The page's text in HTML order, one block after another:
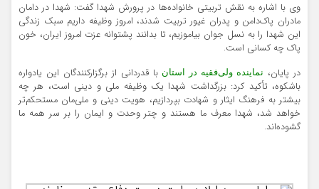
وی با اشاره به نقش تربیتی خانواده‌ها در پرورش شهدا گفت: شهدا در دامان
مادران پاک‌دامن و پدران غیور تربیت شدند، امروز وظیفه داریم سبک زندگی
این شهدا را به نسل جوان بیاموزیم، تا بدانند پشتوانه عزت امروز ایران، خون
پاک چه کسانی است.
در پایان، نماینده ولی‌فقیه در استان با قدردانی از برگزارکنندگان این یادواره
باشکوه، تأکید کرد: بزرگداشت شهدا یک وظیفه ملی و دینی است، هر چه
بیشتر به فرهنگ ایثار و شهادت بپردازیم، هویت دینی و ملی‌مان مستحکم‌تر
خواهد شد، شهدا معرف ما هستند و چتر وحدت و ایمان را بر سر همه ما
گشوده‌اند.